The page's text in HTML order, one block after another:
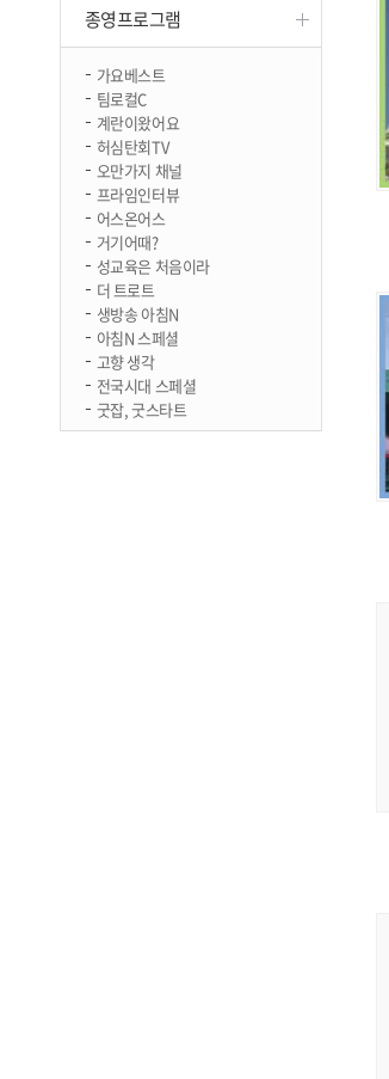
종영프로그램
가요베스트
팀로컬C
계란이왔어요
허심탄회TV
오만가지 채널
프라임인터뷰
어스온어스
거기어때?
성교육은 처음이라
더 트로트
생방송 아침N
아침N 스페셜
고향 생각
전국시대 스페셜
굿잡, 굿스타트